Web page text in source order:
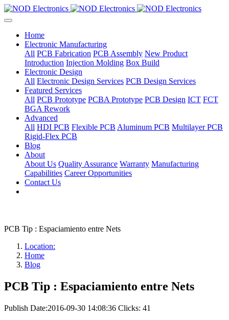
Home
Electronic Manufacturing
All PCB Fabrication PCB Assembly New Product
Introduction Injection Molding Box Build
Electronic Design
All Electronic Design Services PCB Design Services
Featured Services
All PCB Prototype PCBA Prototype PCB Design ICT FCT
BGA Rework
Advanced
All HDI PCB Flexible PCB Aluminum PCB Multilayer PCB
Rigid-Flex PCB
Blog
About
About Us Quality Assurance Warranty Manufacturing
Capabilities Career Opportunities
Contact Us
PCB Tip : Espaciamiento entre Nets
Location:
Home
Blog
PCB Tip : Espaciamiento entre Nets
Publish Date:2016-09-30 14:08:36 Clicks: 41